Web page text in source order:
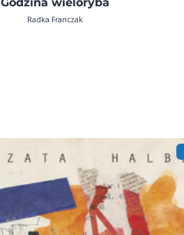
Radka Franczak